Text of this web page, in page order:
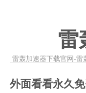
雷
雷轰加速器下载官网-
外面看看永久